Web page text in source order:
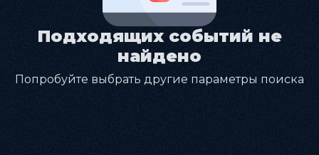
Подходящих событий не
найдено
Попробуйте выбрать другие параметры поиска